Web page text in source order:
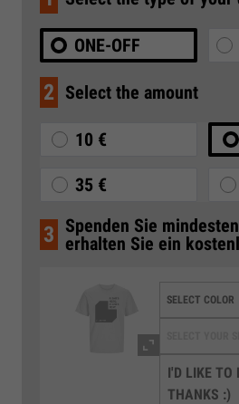
ONE-OFF
2 Select the amount
10 €
35 €
3 Spenden Sie
erhalten Sie ein
I'D LIKE TO
THANKS :)